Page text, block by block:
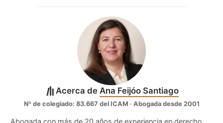
Acerca de Ana Feijóo Santiago
Nº de colegiado: 83.667 del ICAM · Abogada desde 2001
Abogada con más de 20 años de experiencia en derecho